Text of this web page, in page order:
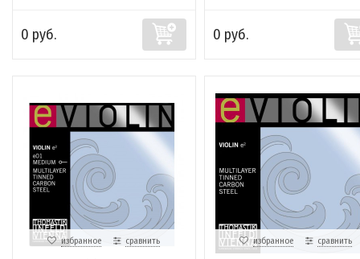
0 руб. 0 руб.
избранное сравнить избранное сравнить